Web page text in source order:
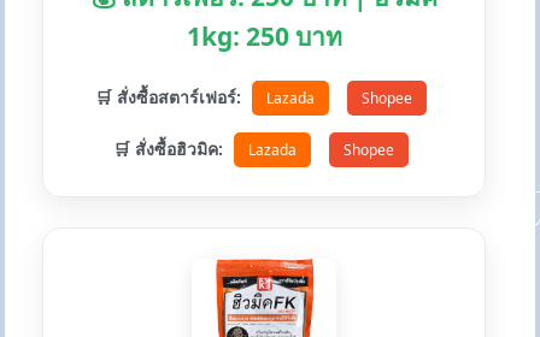
1kg: 250 บาท
🛒 สั่งซื้อสตาร์เฟอร์: Lazada Shopee
🛒 สั่งซื้อฮิวมิค: Lazada Shopee